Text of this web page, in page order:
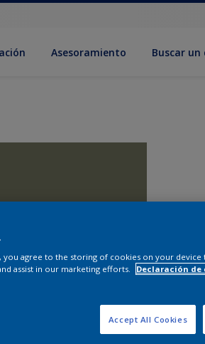
Asesoramiento Buscar
you agree to the storing of cookies on your device
assist in our marketing efforts.
Declaración de
Accept All Cookies